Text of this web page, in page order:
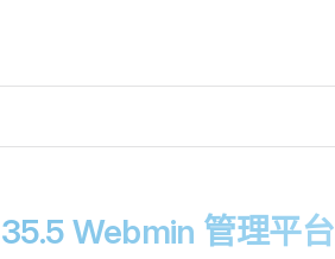
35.5 Webmin 管理平台